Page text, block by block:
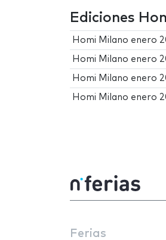
Ediciones
Homi Milano enero
Homi Milano enero
Homi Milano enero
Homi Milano enero
Ferias